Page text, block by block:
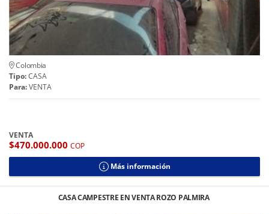
Colombia
Tipo:CASA
Para:VENTA
VENTA
$470.000.000 COP
Más información
CASA CAMPESTRE EN VENTA ROZO PALMIRA